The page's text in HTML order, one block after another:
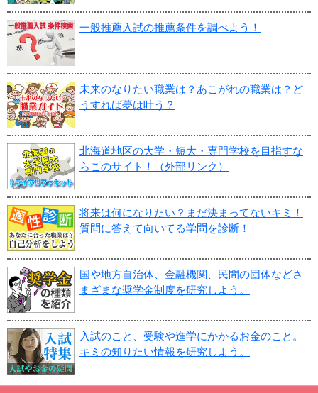
一般推薦入試の推薦条件を調べよう！
未来のなりたい職業は？あこがれの職業は？ど
うすれば夢は叶う？
北海道地区の大学・短大・専門学校を目指すな
らこのサイト！（外部リンク）
将来は何になりたい？まだ決まってないキミ！
質問に答えて向いてる学問を診断！
国や地方自治体、金融機関、民間の団体などさ
まざまな奨学金制度を研究しよう。
入試のこと、受験や進学にかかるお金のこと。
キミの知りたい情報を研究しよう。